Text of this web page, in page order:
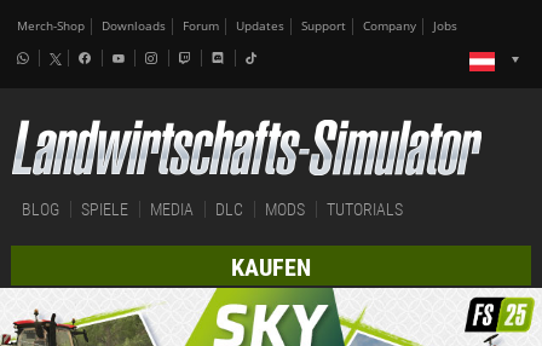
Merch-Shop Downloads Forum Updates Support Company Jobs
BLOG SPIELE MEDIA DLC MODS TUTORIALS
KAUFEN